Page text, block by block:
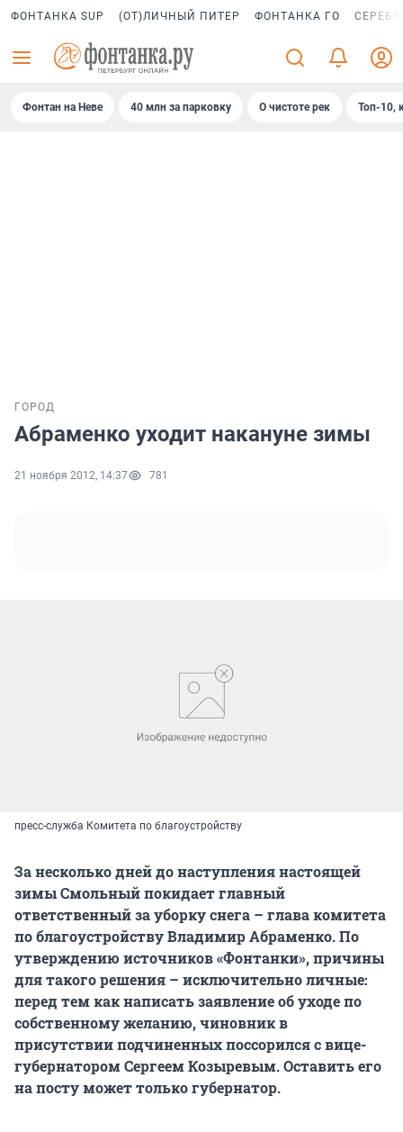
ФОНТАНКА SUP (ОТ)ЛИЧНЫЙ ПИТЕР ФОНТАНКА ГО
Фонтан на Неве 40 млн за парковку О чистоте рек Топ-10,
ГОРОД
Абраменко уходит накануне зимы
21 ноября 2012, 14:37 781
пресс-служба Комитета по благоустройству
За несколько дней до наступления настоящей
зимы Смольный покидает главный
ответственный за уборку снега – глава комитета
по благоустройству Владимир Абраменко. По
утверждению источников «Фонтанки», причины
для такого решения – исключительно личные:
перед тем как написать заявление об уходе по
собственному желанию, чиновник в
присутствии подчиненных поссорился с вице-
губернатором Сергеем Козыревым. Оставить его
на посту может только губернатор.